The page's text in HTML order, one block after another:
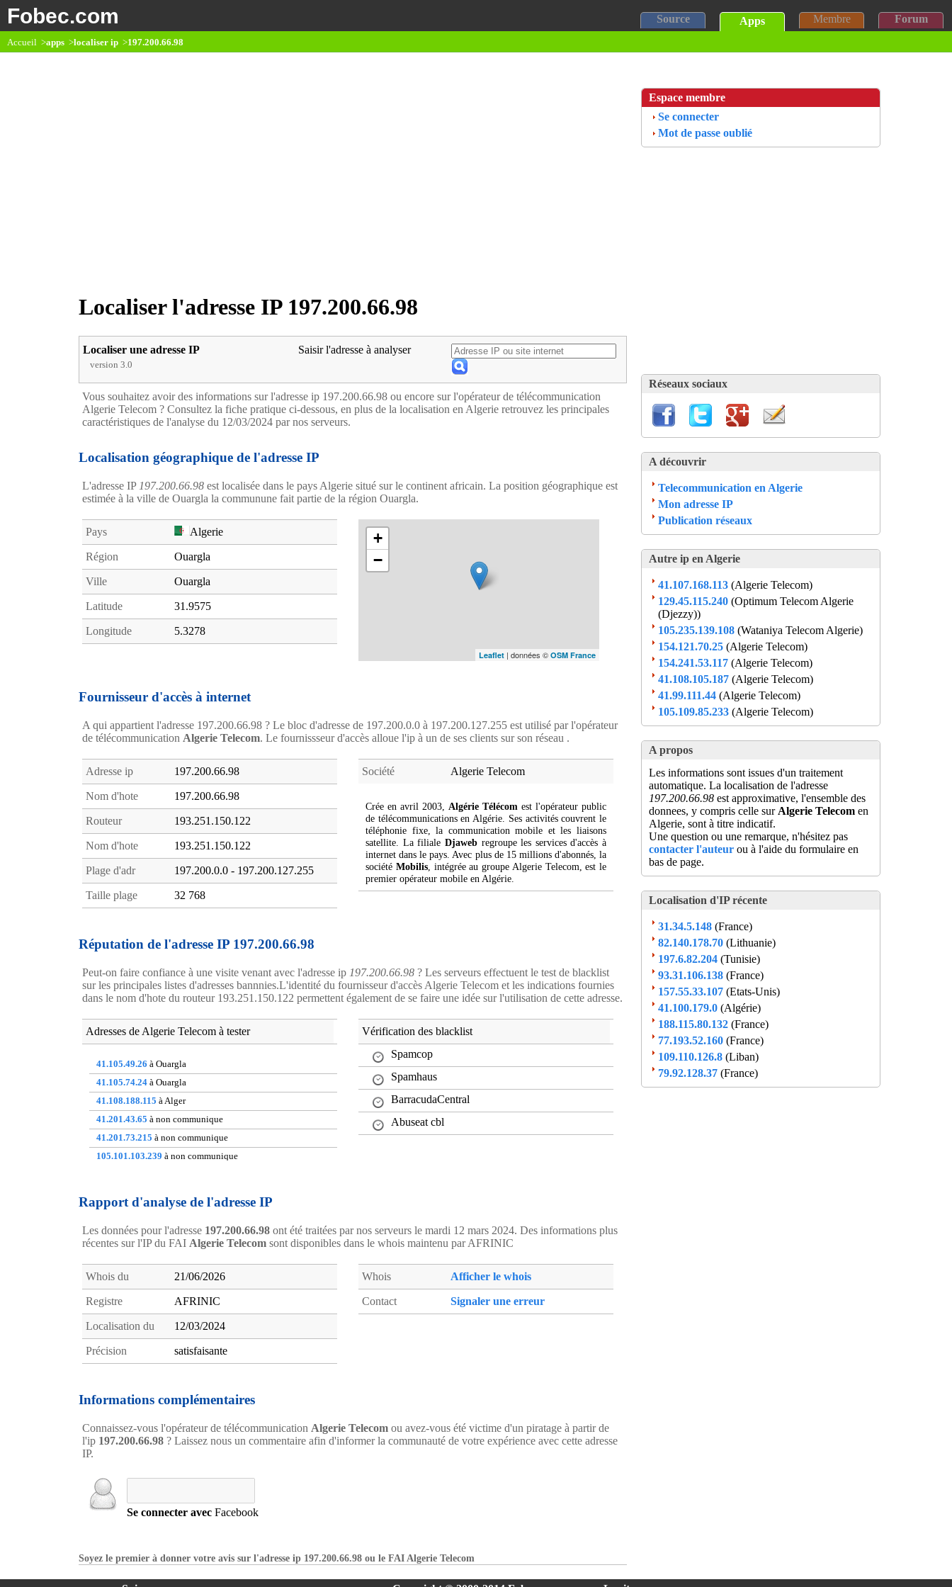
Fobec.com Source Apps Membre Forum
Accueil >apps >localiser ip >197.200.66.98
Localiser l'adresse IP 197.200.66.98
Localiser une adresse IP
version 3.0
Saisir l'adresse à analyser
Vous souhaitez avoir des informations sur l'adresse ip 197.200.66.98 ou encore sur l'opérateur de télécommunication
Algerie Telecom ? Consultez la fiche pratique ci-dessous, en plus de la localisation en Algerie retrouvez les principales
caractéristiques de l'analyse du 12/03/2024 par nos serveurs.
Localisation géographique de l'adresse IP
L'adresse IP 197.200.66.98 est localisée dans le pays Algerie situé sur le continent africain. La position géographique est
estimée à la ville de Ouargla la communune fait partie de la région Ouargla.
Pays Algerie
Région Ouargla
Ville Ouargla
Latitude 31.9575
Longitude 5.3278
+
−
Leaflet | données © OSM France
Fournisseur d'accès à internet
A qui appartient l'adresse 197.200.66.98 ? Le bloc d'adresse de 197.200.0.0 à 197.200.127.255 est utilisé par l'opérateur
de télécommunication Algerie Telecom. Le fournissseur d'accès alloue l'ip à un de ses clients sur son réseau .
Adresse ip 197.200.66.98
Nom d'hote 197.200.66.98
Routeur 193.251.150.122
Nom d'hote 193.251.150.122
Plage d'adr 197.200.0.0 - 197.200.127.255
Taille plage 32 768
Société Algerie Telecom
Crée en avril 2003, Algérie Télécom est l'opérateur public
de télécommunications en Algérie. Ses activités couvrent le
téléphonie fixe, la communication mobile et les liaisons
satellite. La filiale Djawebregroupe les services d'accès à
internet dans le pays. Avec plus de 15 millions d'abonnés, la
société Mobilis, intégrée au groupe Algerie Telecom, est le
premier opérateur mobile en Algérie.
Réputation de l'adresse IP 197.200.66.98
Peut-on faire confiance à une visite venant avec l'adresse ip 197.200.66.98 ? Les serveurs effectuent le test de blacklist
sur les principales listes d'adresses bannnies.L'identité du fournisseur d'accès Algerie Telecom et les indications fournies
dans le nom d'hote du routeur 193.251.150.122 permettent également de se faire une idée sur l'utilisation de cette adresse.
Adresses de Algerie Telecom à tester
41.105.49.26 à Ouargla
41.105.74.24 à Ouargla
41.108.188.115 à Alger
41.201.43.65 à non communique
41.201.73.215 à non communique
105.101.103.239 à non communique
154.121.7.20
à non communique
197.206.55.42à Oran
Vérification des blacklist
Spamcop
Spamhaus
BarracudaCentral
Abuseat cbl
Rapport d'analyse de l'adresse IP
Les données pour l'adresse 197.200.66.98 ont été traitées par nos serveurs le mardi 12 mars 2024. Des informations plus
récentes sur l'IP du FAI Algerie Telecom sont disponibles dans le whois maintenu par AFRINIC
Whois du 21/06/2026
Registre AFRINIC
Localisation du 12/03/2024
Précision satisfaisante
Whois Afficher le whois
Contact Signaler une erreur
Informations complémentaires
Connaissez-vous l'opérateur de télécommunication Algerie Telecom ou avez-vous été victime d'un piratage à partir de
l'ip 197.200.66.98 ? Laissez nous un commentaire afin d'informer la communauté de votre expérience avec cette adresse
IP.
Se connecter avec Facebook
Soyez le premier à donner votre avis sur l'adresse ip 197.200.66.98 ou le FAI Algerie Telecom
Espace membre
Se connecter
Mot de passe oublié
Réseaux sociaux
A découvrir
Telecommunication en Algerie
Mon adresse IP
Publication réseaux
Autre ip en Algerie
41.107.168.113 (Algerie Telecom)
129.45.115.240 (Optimum Telecom Algerie
(Djezzy))
105.235.139.108 (Wataniya Telecom Algerie)
154.121.70.25 (Algerie Telecom)
154.241.53.117 (Algerie Telecom)
41.108.105.187 (Algerie Telecom)
41.99.111.44 (Algerie Telecom)
105.109.85.233 (Algerie Telecom)
A propos
Les informations sont issues d'un traitement
automatique. La localisation de l'adresse
197.200.66.98 est approximative, l'ensemble des
donnees, y compris celle sur Algerie Telecom en
Algerie, sont à titre indicatif.
Une question ou une remarque, n'hésitez pas
contacter l'auteur ou à l'aide du formulaire en
bas de page.
Localisation d'IP récente
31.34.5.148 (France)
82.140.178.70 (Lithuanie)
197.6.82.204 (Tunisie)
93.31.106.138 (France)
157.55.33.107 (Etats-Unis)
41.100.179.0 (Algérie)
188.115.80.132 (France)
77.193.52.160 (France)
109.110.126.8 (Liban)
79.92.128.37 (France)